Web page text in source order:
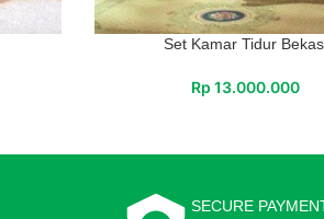
Set Kamar Tidur
Rp 13.000.000
SECURE